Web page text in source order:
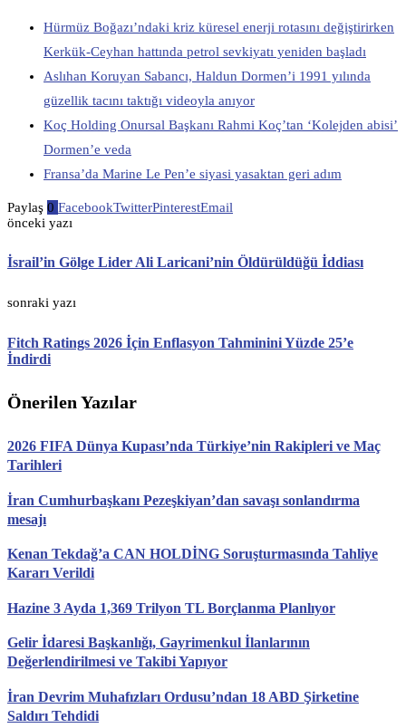
Hürmüz Boğazı’ndaki kriz küresel enerji rotasını değiştirirken
Kerkük-Ceyhan hattında petrol sevkiyatı yeniden başladı
Aslıhan Koruyan Sabancı, Haldun Dormen’i 1991 yılında
güzellik tacını taktığı videoyla anıyor
Koç Holding Onursal Başkanı Rahmi Koç’tan ‘Kolejden abisi’
Dormen’e veda
Fransa’da Marine Le Pen’e siyasi yasaktan geri adım
Paylaş 0 FacebookTwitterPinterestEmail
önceki yazı
İsrail’in Gölge Lider Ali Laricani’nin Öldürüldüğü İddiası
sonraki yazı
Fitch Ratings 2026 İçin Enflasyon Tahminini Yüzde 25’e
İndirdi
Önerilen Yazılar
2026 FIFA Dünya Kupası’nda Türkiye’nin Rakipleri ve Maç
Tarihleri
İran Cumhurbaşkanı Pezeşkiyan’dan savaşı sonlandırma
mesajı
Kenan Tekdağ’a CAN HOLDİNG Soruşturmasında Tahliye
Kararı Verildi
Hazine 3 Ayda 1,369 Trilyon TL Borçlanma Planlıyor
Gelir İdaresi Başkanlığı, Gayrimenkul İlanlarının
Değerlendirilmesi ve Takibi Yapıyor
İran Devrim Muhafızları Ordusu’ndan 18 ABD Şirketine
Saldırı Tehdidi